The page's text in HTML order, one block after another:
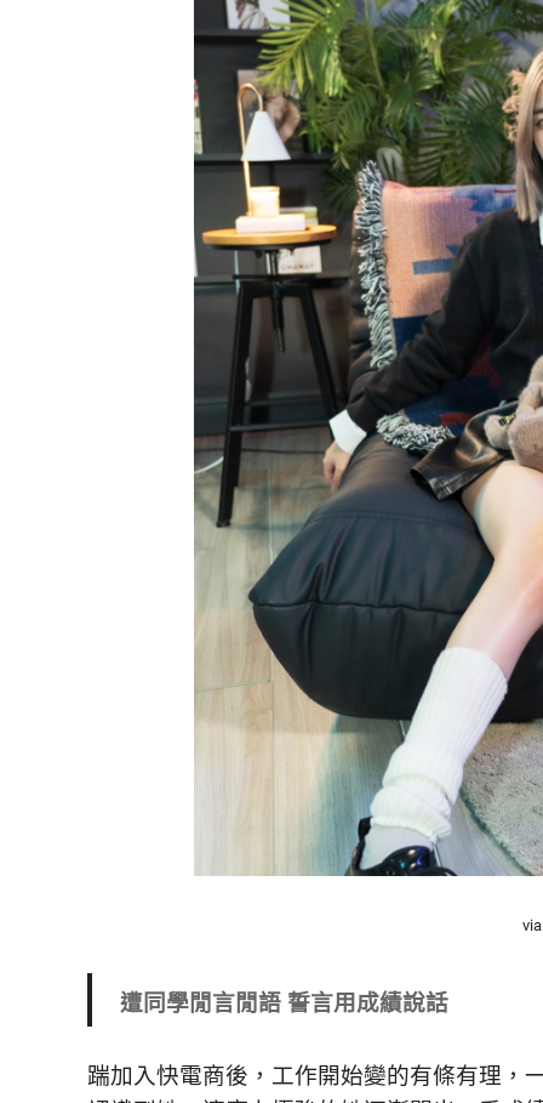
遭同學閒言閒語 誓言用成績說話
踹加入快電商後，工作開始變的有條有理，